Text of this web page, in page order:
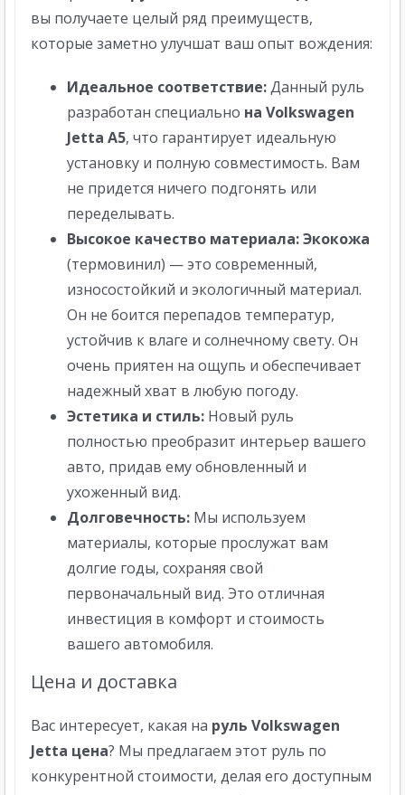
вы получаете целый ряд преимуществ,
которые заметно улучшат ваш опыт вождения:
Идеальное соответствие:Данный руль
разработан специально на Volkswagen
Jetta A5, что гарантирует идеальную
установку и полную совместимость. Вам
не придется ничего подгонять или
переделывать.
Высокое качество материала:Экокожа
(термовинил) — это современный,
износостойкий и экологичный материал.
Он не боится перепадов температур,
устойчив к влаге и солнечному свету. Он
очень приятен на ощупь и обеспечивает
надежный хват в любую погоду.
Эстетика и стиль:Новый руль
полностью преобразит интерьер вашего
авто, придав ему обновленный и
ухоженный вид.
Долговечность:Мы используем
материалы, которые прослужат вам
долгие годы, сохраняя свой
первоначальный вид. Это отличная
инвестиция в комфорт и стоимость
вашего автомобиля.
Цена и доставка
Вас интересует, какая на руль Volkswagen
Jetta цена? Мы предлагаем этот руль по
конкурентной стоимости, делая его доступным